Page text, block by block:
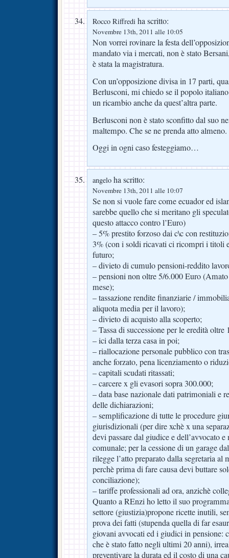
Rocco Riffredi ha scritto:
Novembre 13th, 2011 alle 10:05
Non vorrei rovinare la festa
mandato via i mercati, non è stato
è stata la magistratura.
Con un’opposizione divisa in 17 parti,
Berlusconi, mi chiedo se il popolo
un ricambio anche da quest’altra parte.
Berlusconi non è stato sconfitto dal suo
maltempo. Che se ne prenda atto almeno.
Oggi in ogni caso festeggiamo…
angelo ha scritto:
Novembre 13th, 2011 alle 10:07
Se non si vuole fare come ecuador ed
sarebbe quello che si meritano gli
questo attacco contro l’Euro)
– 5% prestito forzoso dai c\c con
3% (con i soldi ricavati ci ricompri i titoli
futuro;
– divieto di cumulo pensioni-reddito
– pensioni non oltre 5/6.000 Euro
mese);
– tassazione rendite finanziarie /
aliquota media per il lavoro);
– divieto di acquisto alla scoperto;
– Tassa di successione per le eredità
– ici dalla terza casa in poi;
– riallocazione personale pubblico con
anche forzato, pena licenziamento o
– capitali scudati ritassati;
– carcere x gli evasori sopra 300.000;
– data base nazionale dati patrimoniali e
delle dichiarazioni;
– semplificazione di tutte le procedure
giurisdizionali (per dire xchè x una
devi passare dal giudice e dell’avvocato
comunale; per la cessione di un garage
rilegge l’atto preparato dalla segretaria
perchè prima di fare causa devi buttare
conciliazione);
– tariffe professionali ad ora, anzichè
Quanto a REnzi ho letto il suo
settore (giustizia)propone ricette inutili,
prova dei fatti (stupenda quella di far
giovani avvocati ed i giudici in pensione:
che è stato fatto negli ultimi 20 anni),
preventivare la durata ed il costo di una